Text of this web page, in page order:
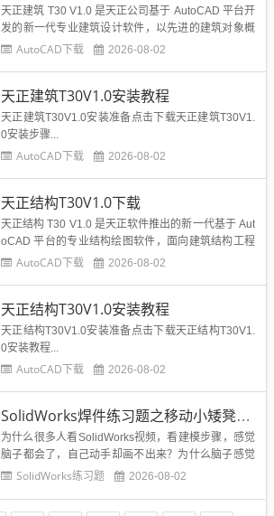
图所示，比较的简...
天正建筑 T30 V1.0 是天正公司基于 AutoCAD 平台开
发的新一代专业建筑设计软件，以先进的建筑对象概
念服务于建筑施工图设计。软件集成智能轴网、参数
能，优化批量导出性能与图元重叠清理。采用多线程
加速...
AutoCAD下载 2026-08-02
天正建筑T30V1.0安装教程
天正建筑T30V1.0安装准备点击下载天正建筑T30V1.
0安装步骤...
AutoCAD下载 2026-08-02
天正结构T30V1.0下载
天正结构 T30 V1.0 是天正软件推出的新一代基于 Aut
oCAD 平台的专业结构绘图软件，面向建筑结构工程
师，遵循现行混凝土、抗震等国家规范。软件集成
支持二三维联动，优化批量编辑、配筋率校核、图纸
转存等...
AutoCAD下载 2026-08-02
天正结构T30V1.0安装教程
天正结构T30V1.0安装准备点击下载天正结构T30V1.
0安装教程...
AutoCAD下载 2026-08-02
SolidWorks焊件练习题之移动小矮凳，思路对了就不难
为什么很多人看SolidWorks视频，看建模步骤，感觉
脑子都会了，自己动手却画不出来？为什么脑子感觉
这个图不难，却不知道如何下手？你是否也有这种问
SolidWorks练习题 2026-08-02